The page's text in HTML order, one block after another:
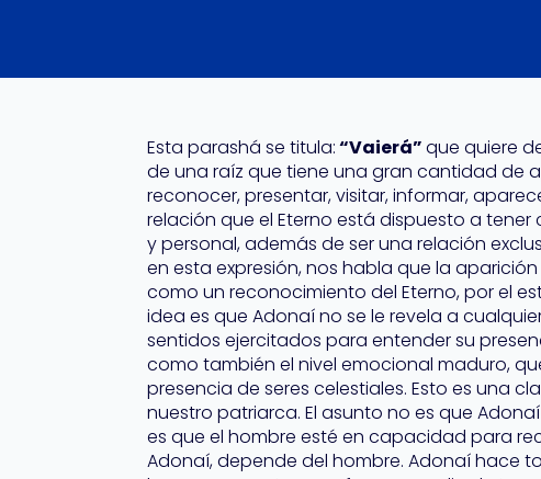
Esta parashá se titula:“Vaierá”que quiere
de una raíz que tiene una gran cantidad de
reconocer, presentar, visitar, informar,
relación que el Eterno está dispuesto a
y personal, además de ser una relación
en esta expresión, nos habla que la
como un reconocimiento del Eterno, por el
idea es que Adonaí no se le revela a
sentidos ejercitados para entender su
como también el nivel emocional maduro,
presencia de seres celestiales. Esto es una
nuestro patriarca. El asunto no es que
es que el hombre esté en capacidad para
Adonaí, depende del hombre. Adonaí hace